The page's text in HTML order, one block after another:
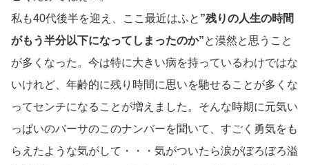
私も40代後半を迎え、ここ最近はふと ”残りの人生の時間
がもう半分以下になってしまったのか”と漠然と思うこと
が多くなった。今は特に大きい病を持っているわけではな
いけれど、年齢的に残り時間に思いを馳せることが多くな
ってセンチになることが増えました。そんな時期に元気い
っぱいのバーサのこのナンバーを聞いて、すごく勇気をも
らえたような気がして・・・気がついたら涙がぼろぼろ溢